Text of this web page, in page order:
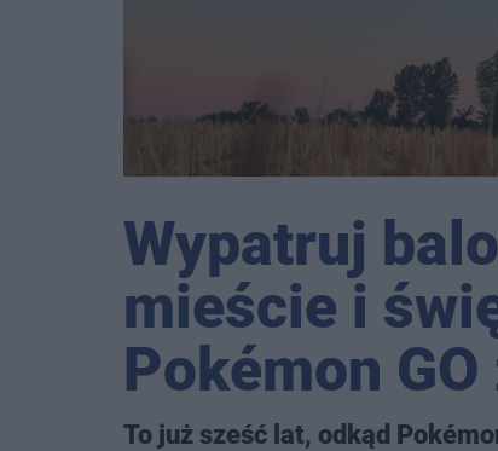
Wypatruj
mieście i
Pokémon
To już sześć lat, odkąd